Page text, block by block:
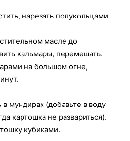
нарезать полукольцами.
масле до
кальмары, перемешать.
на большом огне,
в мундирах (добавьте в воду
картошка не развариться).
кубиками.